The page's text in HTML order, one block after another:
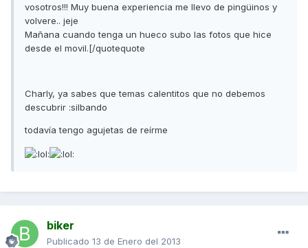
vosotros!!! Muy buena experiencia me llevo de pingüinos y
volvere.. jeje
Mañana cuando tenga un hueco subo las fotos que hice
desde el movil.[/quotequote
Charly, ya sabes que temas calentitos que no debemos
descubrir :silbando
todavía tengo agujetas de reírme
biker
Publicado 13 de Enero del 2013